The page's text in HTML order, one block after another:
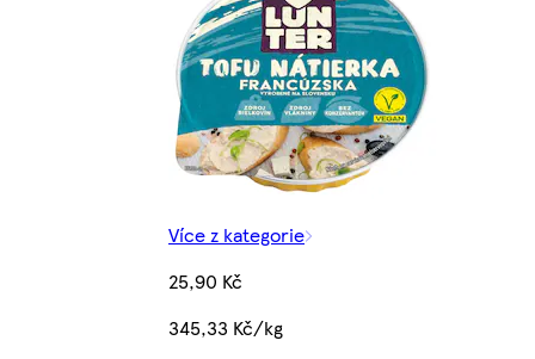
Více z kategorie
25,90 Kč
345,33 Kč/kg